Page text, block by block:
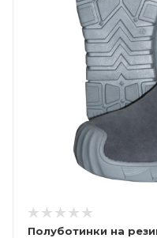
Полуботинки на